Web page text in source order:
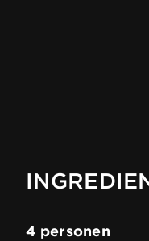
4 personen